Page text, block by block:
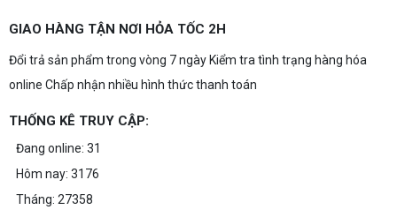
GIAO HÀNG TẬN NƠI HỎA TỐC 2H
Đổi trả sản phẩm trong vòng 7 ngày Kiểm tra tình trạng hàng hóa
online Chấp nhận nhiều hình thức thanh toán
THỐNG KÊ TRUY CẬP:
Đang online: 31
Hôm nay: 3176
Tháng: 27358